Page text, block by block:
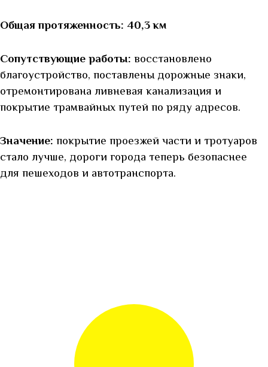
Общая протяженность: 40,3 км
Сопутствующие работы: восстановлено
благоустройство, поставлены дорожные знаки,
отремонтирована ливневая канализация и
покрытие трамвайных путей по ряду адресов.
Значение: покрытие проезжей части и тротуаров
стало лучше, дороги города теперь безопаснее
для пешеходов и автотранспорта.